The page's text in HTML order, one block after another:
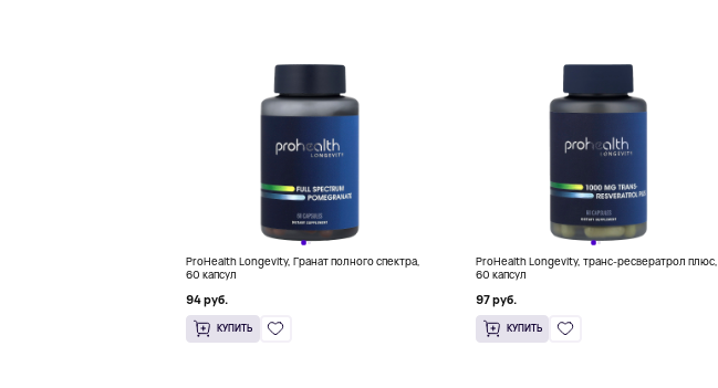
ProHealth Longevity, Гранат полного спектра,
60 капсул
94 руб.
КУПИТЬ
ProHealth Longevity, транс-ресвератрол плюс,
60 капсул
97 руб.
КУПИТЬ